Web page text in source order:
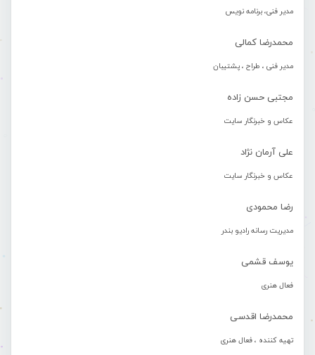
مدیر فنی، برنامه نویس
محمدرضا کمالی
مدیر فنی ، طراح ، پشتیبان
مجتبی حسن زاده
عکاس و خبرنگار سایت
علی آرمان نژاد
عکاس و خبرنگار سایت
رضا محمودی
مدیریت رسانه رادیو بندر
یوسف قشمی
فعال هنری
محمدرضا اقدسی
تهیه کننده ، فعال هنری